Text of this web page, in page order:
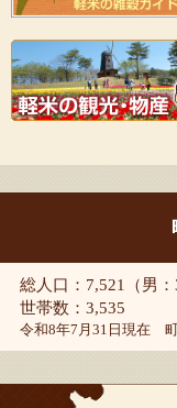
総人口：7,521（男：
世帯数：3,535
令和8年7月31日現在